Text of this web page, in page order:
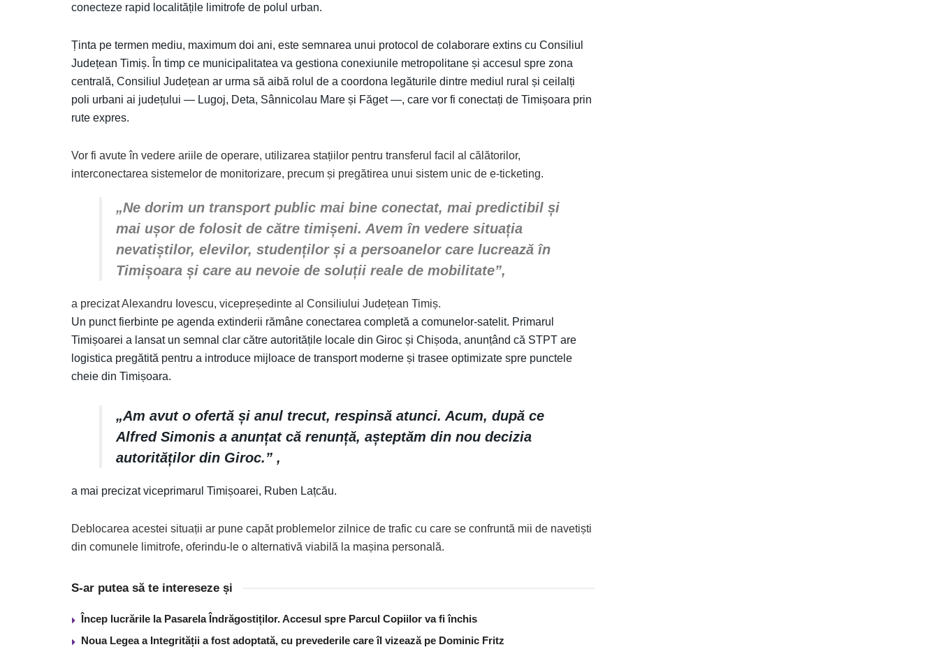
conecteze rapid localitățile limitrofe de polul urban.
Ținta pe termen mediu, maximum doi ani, este semnarea unui protocol de colaborare extins cu Consiliul
Județean Timiș. În timp ce municipalitatea va gestiona conexiunile metropolitane și accesul spre zona
centrală, Consiliul Județean ar urma să aibă rolul de a coordona legăturile dintre mediul rural și ceilalți
poli urbani ai județului — Lugoj, Deta, Sânnicolau Mare și Făget —, care vor fi conectați de Timișoara prin
rute expres.
Vor fi avute în vedere ariile de operare, utilizarea stațiilor pentru transferul facil al călătorilor,
interconectarea sistemelor de monitorizare, precum și pregătirea unui sistem unic de e-ticketing.
„Ne dorim un transport public mai bine conectat, mai predictibil și
mai ușor de folosit de către timișeni. Avem în vedere situația
nevatiștilor, elevilor, studenților și a persoanelor care lucrează în
Timișoara și care au nevoie de soluții reale de mobilitate”,
a precizat Alexandru Iovescu, vicepreședinte al Consiliului Județean Timiș.
Un punct fierbinte pe agenda extinderii rămâne conectarea completă a comunelor-satelit. Primarul
Timișoarei a lansat un semnal clar către autoritățile locale din Giroc și Chișoda, anunțând că STPT are
logistica pregătită pentru a introduce mijloace de transport moderne și trasee optimizate spre punctele
cheie din Timișoara.
„Am avut o ofertă și anul trecut, respinsă atunci. Acum, după ce
Alfred Simonis a anunțat că renunță, așteptăm din nou decizia
autorităților din Giroc.” ,
a mai precizat viceprimarul Timișoarei, Ruben Lațcău.
Deblocarea acestei situații ar pune capăt problemelor zilnice de trafic cu care se confruntă mii de navetiști
din comunele limitrofe, oferindu-le o alternativă viabilă la mașina personală.
S-ar putea să te intereseze și
Încep lucrările la Pasarela Îndrăgostiților. Accesul spre Parcul Copiilor va fi închis
Noua Legea a Integrității a fost adoptată, cu prevederile care îl vizează pe Dominic Fritz